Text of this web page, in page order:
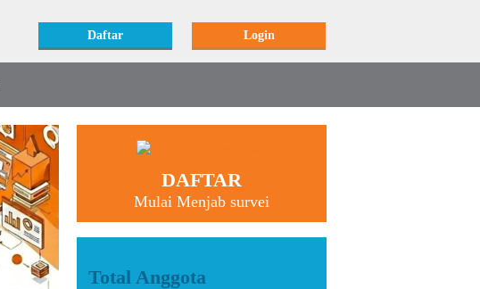
Daftar Login
DAFTAR
Mulai Menjab survei
Total Anggota